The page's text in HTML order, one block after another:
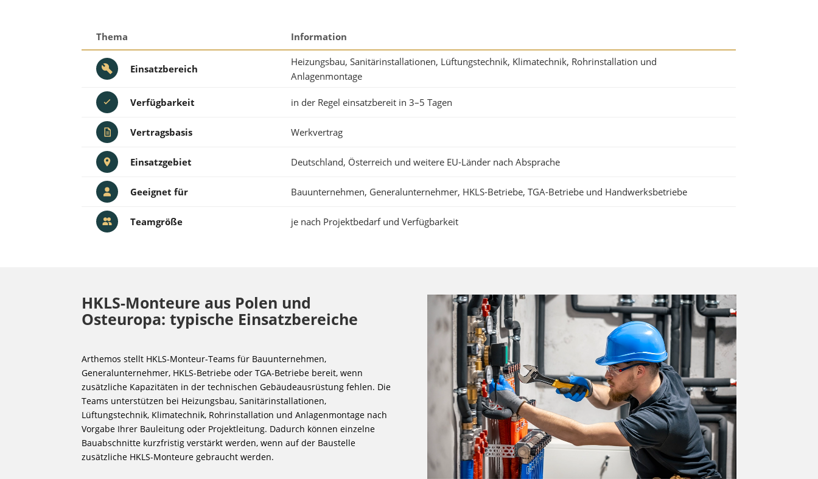
Thema Information
Einsatzbereich
Heizungsbau, Sanitärinstallationen, Lüftungstechnik, Klimatechnik, Rohrinstallation und
Anlagenmontage
Verfügbarkeit in der Regel einsatzbereit in 3–5 Tagen
Vertragsbasis Werkvertrag
Einsatzgebiet Deutschland, Österreich und weitere EU-Länder nach Absprache
Geeignet für Bauunternehmen, Generalunternehmer, HKLS-Betriebe, TGA-Betriebe und Handwerksbetriebe
Teamgröße je nach Projektbedarf und Verfügbarkeit
HKLS-Monteure aus Polen und
Osteuropa: typische Einsatzbereiche
Arthemos stellt HKLS-Monteur-Teams für Bauunternehmen,
Generalunternehmer, HKLS-Betriebe oder TGA-Betriebe bereit, wenn
zusätzliche Kapazitäten in der technischen Gebäudeausrüstung fehlen. Die
Teams unterstützen bei Heizungsbau, Sanitärinstallationen,
Lüftungstechnik, Klimatechnik, Rohrinstallation und Anlagenmontage nach
Vorgabe Ihrer Bauleitung oder Projektleitung. Dadurch können einzelne
Bauabschnitte kurzfristig verstärkt werden, wenn auf der Baustelle
zusätzliche HKLS-Monteure gebraucht werden.